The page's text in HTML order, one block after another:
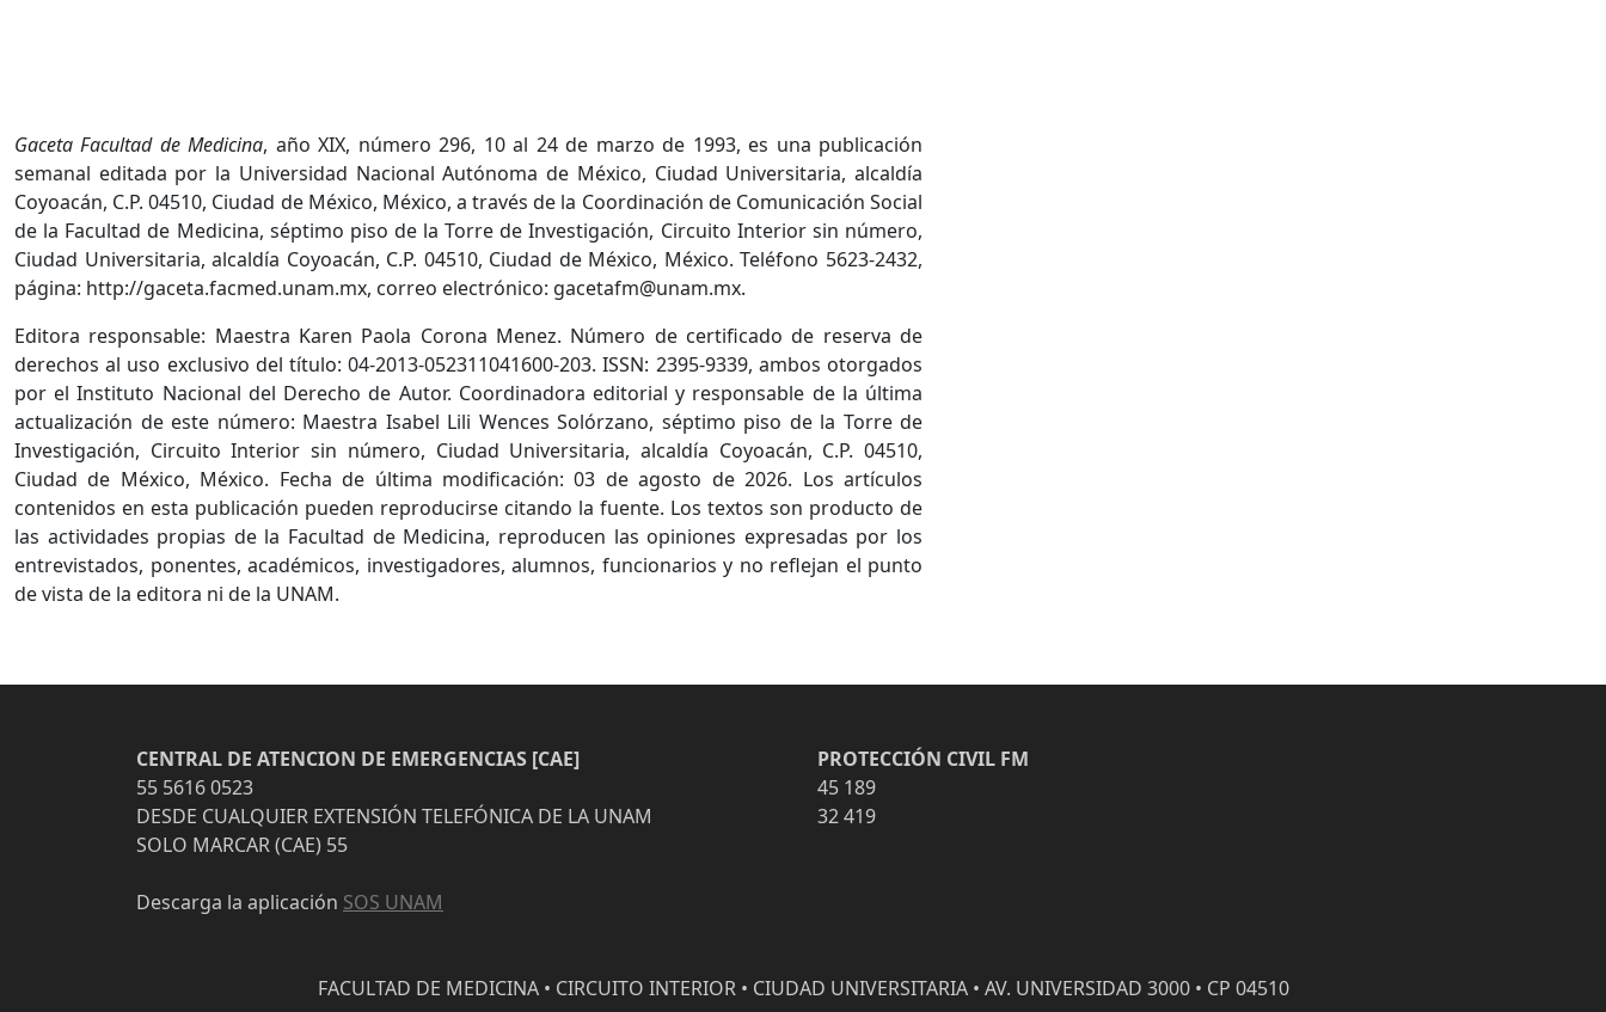
Gaceta Facultad de Medicina, año XIX, número 296, 10 al 24 de marzo de 1993, es una publicación
semanal editada por la Universidad Nacional Autónoma de México, Ciudad Universitaria, alcaldía
Coyoacán, C.P. 04510, Ciudad de México, México, a través de la Coordinación de Comunicación Social
de la Facultad de Medicina, séptimo piso de la Torre de Investigación, Circuito Interior sin número,
Ciudad Universitaria, alcaldía Coyoacán, C.P. 04510, Ciudad de México, México. Teléfono 5623-2432,
página: http://gaceta.facmed.unam.mx, correo electrónico: gacetafm@unam.mx.
Editora responsable: Maestra Karen Paola Corona Menez. Número de certificado de reserva de
derechos al uso exclusivo del título: 04-2013-052311041600-203. ISSN: 2395-9339, ambos otorgados
por el Instituto Nacional del Derecho de Autor. Coordinadora editorial y responsable de la última
actualización de este número: Maestra Isabel Lili Wences Solórzano, séptimo piso de la Torre de
Investigación, Circuito Interior sin número, Ciudad Universitaria, alcaldía Coyoacán, C.P. 04510,
Ciudad de México, México. Fecha de última modificación: 03 de agosto de 2026. Los artículos
contenidos en esta publicación pueden reproducirse citando la fuente. Los textos son producto de
las actividades propias de la Facultad de Medicina, reproducen las opiniones expresadas por los
entrevistados, ponentes, académicos, investigadores, alumnos, funcionarios y no reflejan el punto
de vista de la editora ni de la UNAM.
CENTRAL DE ATENCION DE EMERGENCIAS [CAE]
55 5616 0523
DESDE CUALQUIER EXTENSIÓN TELEFÓNICA DE LA UNAM
SOLO MARCAR (CAE) 55
Descarga la aplicación SOS UNAM
PROTECCIÓN CIVIL FM
45 189
32 419
FACULTAD DE MEDICINA • CIRCUITO INTERIOR • CIUDAD UNIVERSITARIA • AV. UNIVERSIDAD 3000 • CP 04510